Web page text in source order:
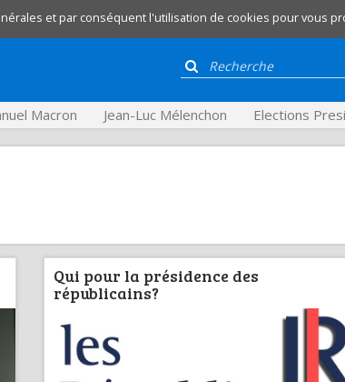
et par conséquent l'utilisation de cookies pour vous
Macron Jean-Luc Mélenchon Elections
Qui pour la présidence des
républicains?